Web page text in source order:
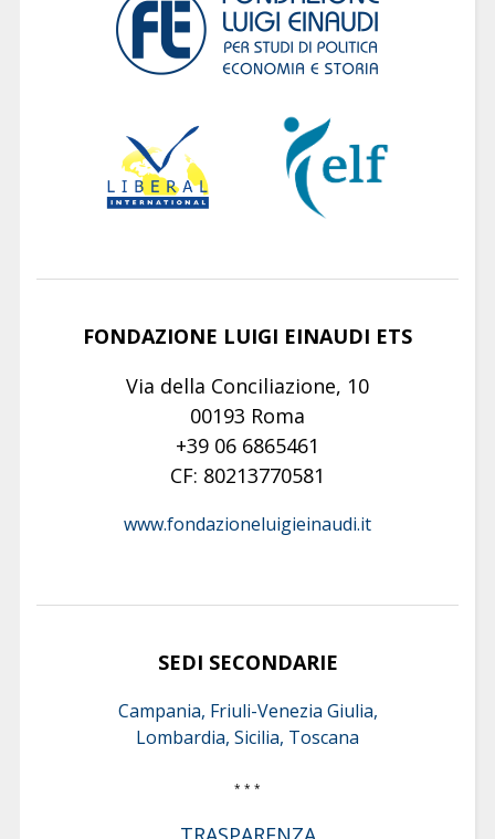
FONDAZIONE LUIGI EINAUDI ETS
Via della Conciliazione, 10
00193 Roma
+39 06 6865461
CF: 80213770581
www.fondazioneluigieinaudi.it
SEDI SECONDARIE
Campania, Friuli-Venezia Giulia,
Lombardia, Sicilia, Toscana
* * *